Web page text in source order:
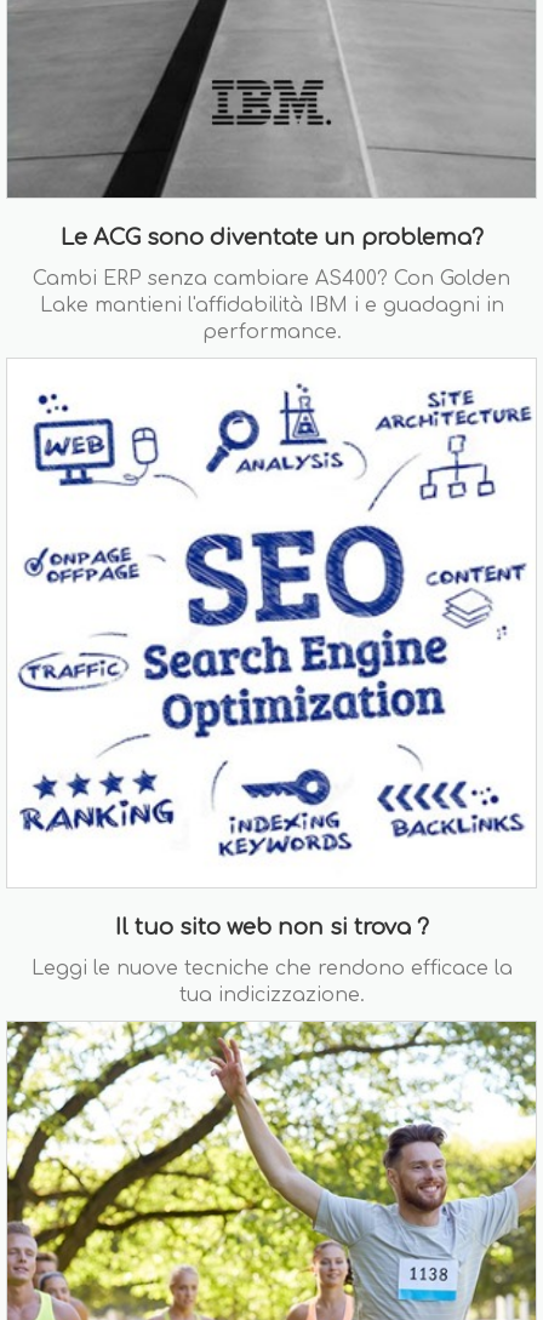
Le ACG sono diventate un problema?
Cambi ERP senza cambiare AS400? Con Golden
Lake mantieni l'affidabilità IBM i e guadagni in
performance.
Il tuo sito web non si trova ?
Leggi le nuove tecniche che rendono efficace la
tua indicizzazione.